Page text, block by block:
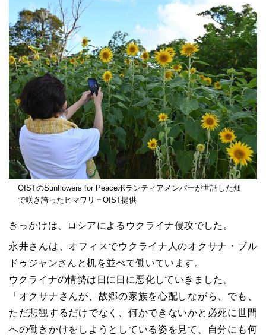
OISTのSunflowers for Peaceボランティアメンバーが世話した畑
で咲き誇ったヒマワリ＝OIST提供
きっかけは、ロシアによるウクライナ侵攻でした。
永井さんは、オフィスでウクライナ人のオクサナ・ブル
ドゥジャンさんと机を並べて働いています。
ウクライナの情勢は日に日に悪化していきました。
「オクサナさんが、故郷の家族を心配しながら、でも、
ただ悲観するだけでなく、何かできないかと必死に世間
への働きかけをしようとしている姿を見て、自分にも何